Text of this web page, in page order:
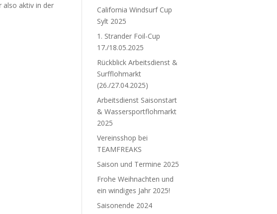
also aktiv in der
California Windsurf Cup
Sylt 2025
1. Strander Foil-Cup
17./18.05.2025
Rückblick Arbeitsdienst &
Surfflohmarkt
(26./27.04.2025)
Arbeitsdienst Saisonstart
& Wassersportflohmarkt
2025
Vereinsshop bei
TEAMFREAKS
Saison und Termine 2025
Frohe Weihnachten und
ein windiges Jahr 2025!
Saisonende 2024